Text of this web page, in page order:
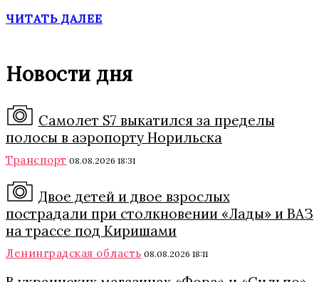
ЧИТАТЬ ДАЛЕЕ
Новости дня
Самолет S7 выкатился за пределы
полосы в аэропорту Норильска
Транспорт 08.08.2026 18:31
Двое детей и двое взрослых
пострадали при столкновении «Лады» и ВАЗ
на трассе под Киришами
Ленинградская область 08.08.2026 18:11